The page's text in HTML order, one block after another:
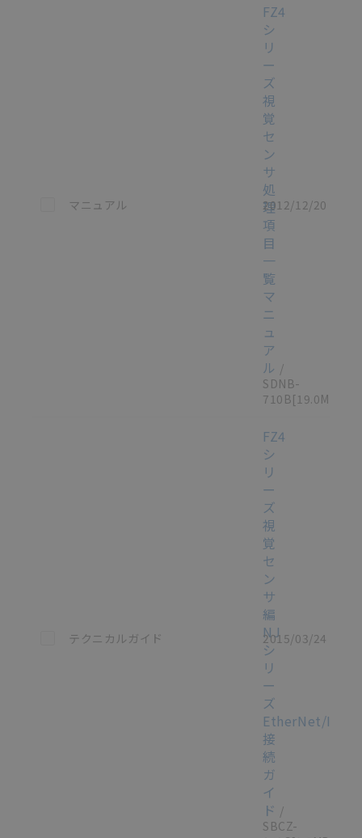
この資料を選択
マニュアル
FZ4
シ
リ
ー
ズ
視
覚
セ
ン
サ
処
理
項
目
一
覧
マ
ニ
ュ
ア
ル /
SDNB-
710B[19.0MB]
2012/12/20
この資料を選択
テクニカルガイド
FZ4
シ
リ
ー
ズ
視
覚
セ
ン
サ
編
NJ
シ
リ
ー
ズ
EtherNet/IP™
接
続
ガ
イ
ド /
SBCZ-
2015/03/24